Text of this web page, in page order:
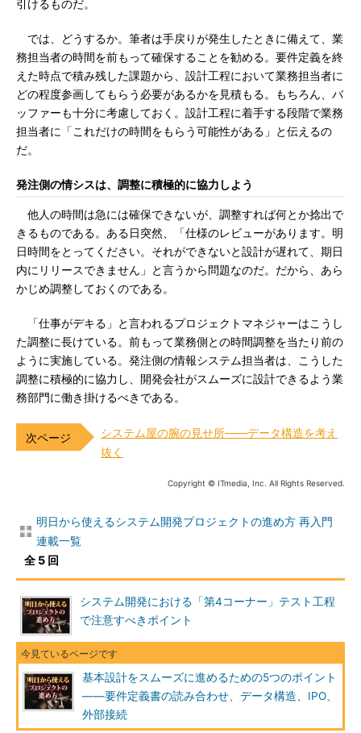
引けるものだ。
では、どうするか。筆者は手戻りが発生したときに備えて、業
務担当者の時間を前もって確保することを勧める。要件定義を終
えた時点で積み残した課題から、設計工程において業務担当者に
どの程度参画してもらう必要があるかを見積もる。もちろん、バ
ッファーも十分に考慮しておく。設計工程に着手する段階で業務
担当者に「これだけの時間をもらう可能性がある」と伝えるの
だ。
発注側の情シスは、調整に積極的に協力しよう
他人の時間は急には確保できないが、調整すれば何とか捻出で
きるものである。ある日突然、「仕様のレビューがあります。明
日時間をとってください。それができないと設計が遅れて、期日
内にリリースできません」と言うから問題なのだ。だから、あら
かじめ調整しておくのである。
「仕事がデキる」と言われるプロジェクトマネジャーはこうし
た調整に長けている。前もって業務側との時間調整を当たり前の
ように実施している。発注側の情報システム担当者は、こうした
調整に積極的に協力し、開発会社がスムーズに設計できるよう業
務部門に働き掛けるべきである。
システム屋の腕の見せ所――データ構造を考え
抜く
Copyright © ITmedia, Inc. All Rights Reserved.
明日から使えるシステム開発プロジェクトの進め方 再入門
連載一覧
全 5 回
システム開発における「第4コーナー」テスト工程
で注意すべきポイント
基本設計をスムーズに進めるための5つのポイント
――要件定義書の読み合わせ、データ構造、IPO、
外部接続